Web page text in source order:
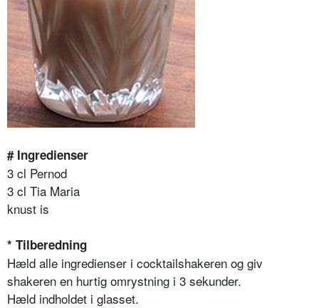
# Ingredienser
3 cl Pernod
3 cl Tia Maria
knust is
* Tilberedning
Hæld alle ingredienser i cocktailshakeren og giv
shakeren en hurtig omrystning i 3 sekunder.
Hæld indholdet i glasset.